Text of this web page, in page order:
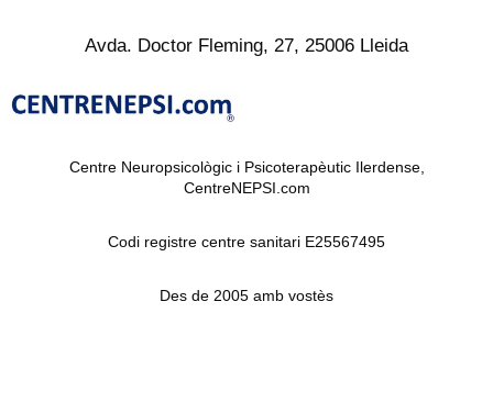
Avda. Doctor Fleming, 27, 25006 Lleida
Centre Neuropsicològic i Psicoterapèutic Ilerdense,
CentreNEPSI.com
Codi registre centre sanitari E25567495
Des de 2005 amb vostès